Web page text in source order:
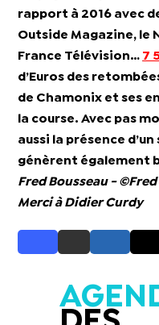
rapport à 2016 avec
Outside Magazine, le
France Télévision… 7
d’Euros des
de Chamonix et ses
la course. Avec pas
aussi la présence
génèrent également
Fred Bousseau -
Merci à Didier Curdy